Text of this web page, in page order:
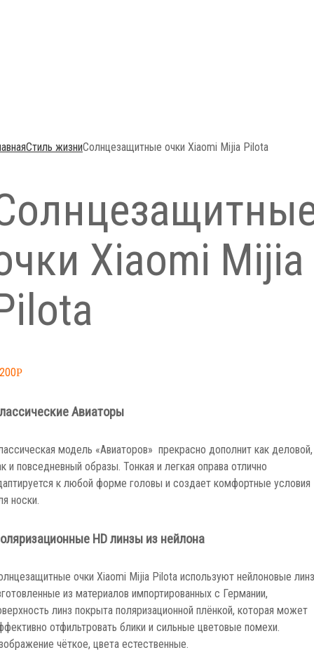
Стиль жизниСолнцезащитные очки Xiaomi Mijia Pilota
Xiaomi Mijia
Р
Авиаторы
модель «Авиаторов» прекрасно дополнит как деловой,
и повседневный образы. Тонкая и легкая оправа отлично
к любой форме головы и создает комфортные условия
носки.
HD линзы из нейлона
очки Xiaomi Mijia Pilota используют нейлоновые
из материалов импортированных с Германии,
линз покрыта поляризационной плёнкой, которая может
отфильтровать блики и сильные цветовые помехи.
чёткое, цвета естественные.